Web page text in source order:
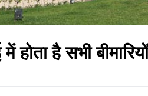
होता है सभी